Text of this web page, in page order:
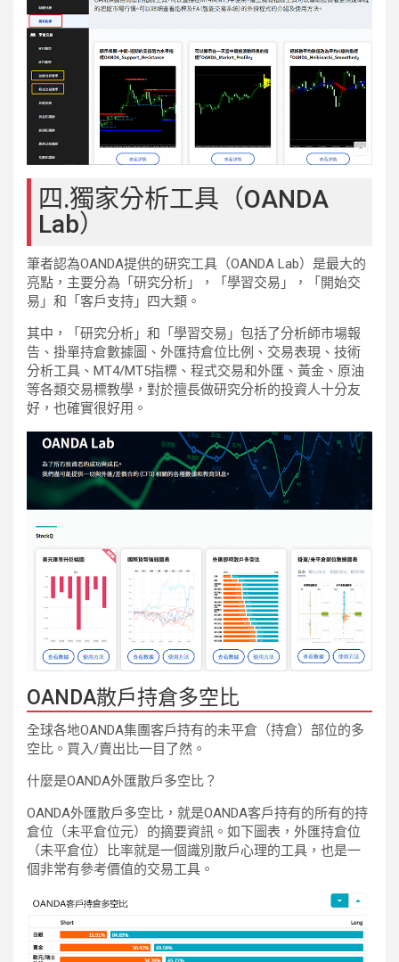
四.獨家分析工具（OANDA
Lab）
筆者認為OANDA提供的研究工具（OANDA Lab）是最大的
亮點，主要分為「研究分析」，「學習交易」，「開始交
易」和「客戶支持」四大類。
其中，「研究分析」和「學習交易」包括了分析師市場報
告、掛單持倉數據圖、外匯持倉位比例、交易表現、技術
分析工具、MT4/MT5指標、程式交易和外匯、黃金、原油
等各類交易標教學，對於擅長做研究分析的投資人十分友
好，也確實很好用。
OANDA散戶持倉多空比
全球各地OANDA集團客戶持有的未平倉（持倉）部位的多
空比。買入/賣出比一目了然。
什麼是OANDA外匯散戶多空比？
OANDA外匯散戶多空比，就是OANDA客戶持有的所有的持
倉位（未平倉位元）的摘要資訊。如下圖表，外匯持倉位
（未平倉位）比率就是一個識別散戶心理的工具，也是一
個非常有參考價值的交易工具。